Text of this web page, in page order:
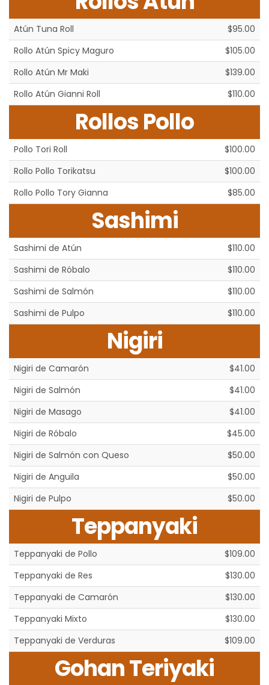
Atún Tuna Roll
$95.00
Rollo Atún Spicy Maguro
$105.00
Rollo Atún Mr Maki
$139.00
Rollo Atún Gianni Roll
$110.00
Rollos Pollo
Pollo Tori Roll
$100.00
Rollo Pollo Torikatsu
$100.00
Rollo Pollo Tory Gianna
$85.00
Sashimi
Sashimi de Atún
$110.00
Sashimi de Róbalo
$110.00
Sashimi de Salmón
$110.00
Sashimi de Pulpo
$110.00
Nigiri
Nigiri de Camarón
$41.00
Nigiri de Salmón
$41.00
Nigiri de Masago
$41.00
Nigiri de Róbalo
$45.00
Nigiri de Salmón con Queso
$50.00
Nigiri de Anguila
$50.00
Nigiri de Pulpo
$50.00
Teppanyaki
Teppanyaki de Pollo
$109.00
Teppanyaki de Res
$130.00
Teppanyaki de Camarón
$130.00
Teppanyaki Mixto
$130.00
Teppanyaki de Verduras
$109.00
Gohan Teriyaki